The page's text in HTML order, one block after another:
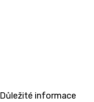
Důležité informace